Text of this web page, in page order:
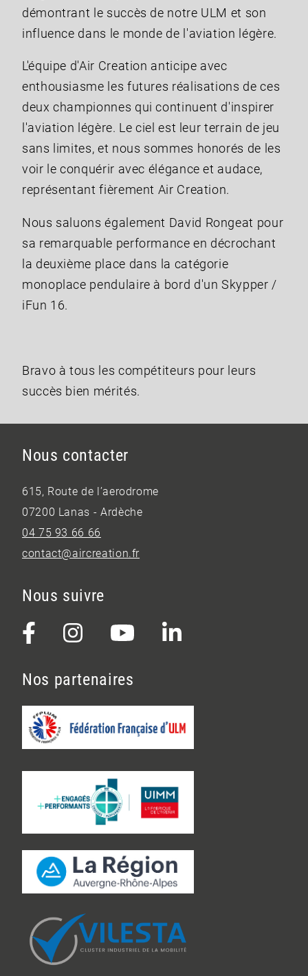
démontrant le succès de notre ULM et son
influence dans le monde de l'aviation légère.
L'équipe d'Air Creation anticipe avec
enthousiasme les futures réalisations de ces
deux championnes qui continuent d'inspirer
l'aviation légère. Le ciel est leur terrain de jeu
sans limites, et nous sommes honorés de les
voir le conquérir avec élégance et audace,
représentant fièrement Air Creation.
Nous saluons également David Rongeat pour
sa remarquable performance en décrochant
la deuxième place dans la catégorie
monoplace pendulaire à bord d'un Skypper /
iFun 16.
Bravo à tous les compétiteurs pour leurs
succès bien mérités.
Nous contacter
615, Route de l’aerodrome
07200 Lanas - Ardèche
04 75 93 66 66
contact@aircreation.fr
Nous suivre
Nos partenaires